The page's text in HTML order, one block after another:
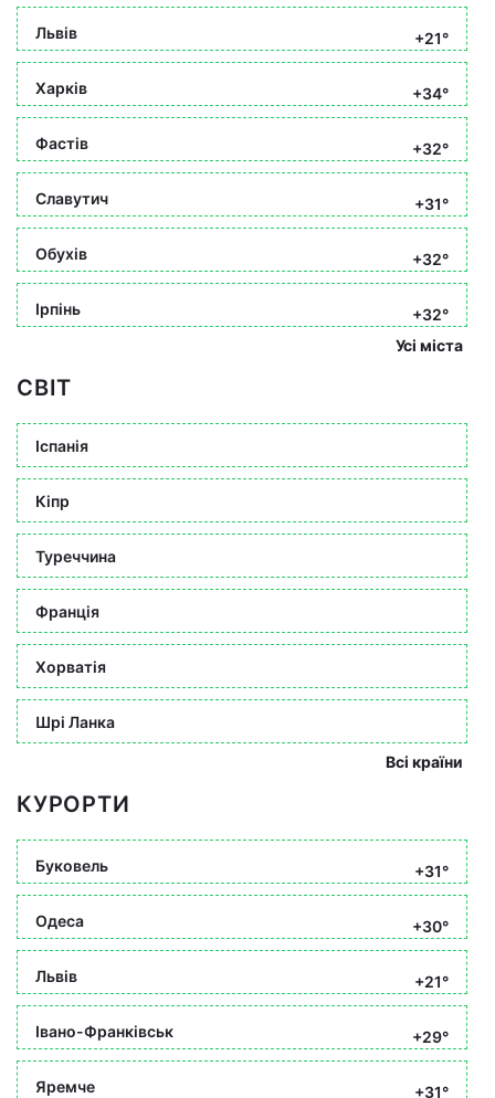
Львів +21°
Харків +34°
Фастів +32°
Славутич +31°
Обухів +32°
Ірпінь
+32°
Усі міста
СВІТ
Іспанія
Кіпр
Туреччина
Франція
Хорватія
Шрі Ланка
Всі країни
КУРОРТИ
Буковель +31°
Одеса +30°
Львів +21°
Івано-Франківськ +29°
Яремче +31°